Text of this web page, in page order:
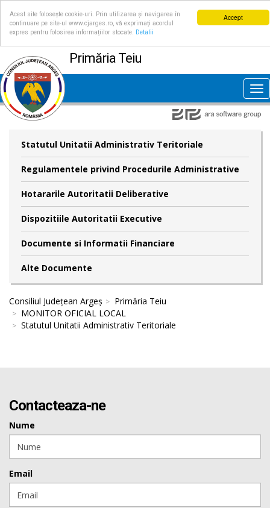
Accept
Acest site folosește cookie-uri. Prin utilizarea și navigarea în
continuare pe site-ul www.cjarges.ro, vă exprimați acordul
expres pentru folosirea informațiilor stocate.
Detalii
Primăria Teiu
Statutul Unitatii Administrativ Teritoriale
Regulamentele privind Procedurile Administrative
Hotararile Autoritatii Deliberative
Dispozitiile Autoritatii Executive
Documente si Informatii Financiare
Alte Documente
Consiliul Județean Argeș
Primăria Teiu
MONITOR OFICIAL LOCAL
Statutul Unitatii Administrativ Teritoriale
Contacteaza-ne
Nume
Email